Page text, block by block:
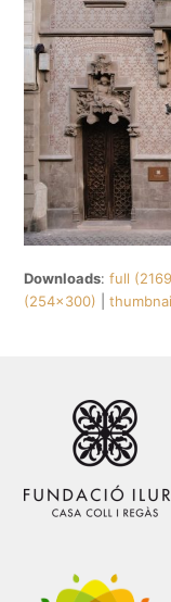
Downloads:full
(254x300) |